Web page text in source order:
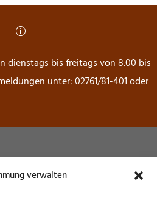
verwalten
p
dienstags bis freitags von 8.00 bis
unter: 02761/81-401 oder
Wendener Hütte